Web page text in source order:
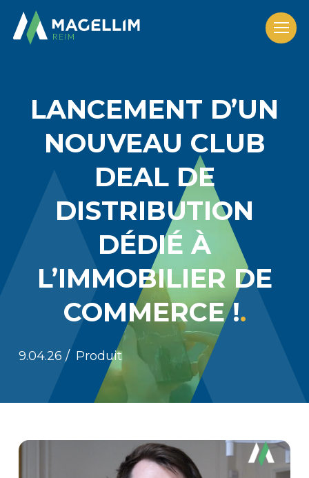
Les fonds
Actualités et presse
Nous découvrir
LANCEMENT D’UN
NOUVEAU CLUB
DEAL DE
DISTRIBUTION
DÉDIÉ À
L’IMMOBILIER DE
COMMERCE !
9.04.26 / Produit